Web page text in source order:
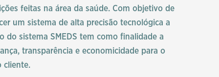
feitas na área da saúde. Com objetivo de
um sistema de alta precisão tecnológica a
do sistema SMEDS tem como finalidade a
transparência e economicidade para o
cliente.